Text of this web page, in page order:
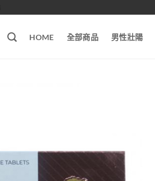
HOME 全部商品 男性壯陽